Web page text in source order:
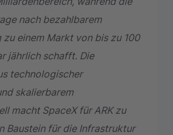
nach bezahlbarem
einem Markt von bis zu 100
jährlich schafft. Die
technologischer
skalierbarem
macht SpaceX für ARK zu
Baustein für die Infrastruktur